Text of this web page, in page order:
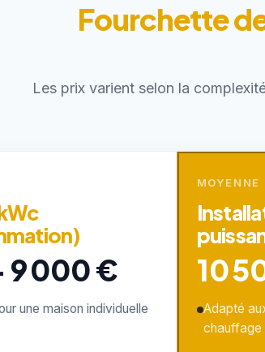
Fourchette
Les prix varient selon la
9 000 €
une maison individuelle
MOYENNE
10
Adapté
chauffage